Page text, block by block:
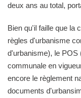
deux ans au total,
Bien qu'il faille que la
règles d'urbanisme
d'urbanisme), le POS
communale en
encore le règlement
documents